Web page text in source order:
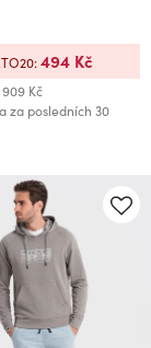
909 Kč
za posledních 30
494 Kč